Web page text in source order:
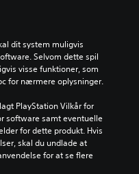
dit system muligvis
Selvom dette spil
visse funktioner, som
for nærmere oplysninger.
PlayStation Vilkår for
software samt eventuelle
for dette produkt. Hvis
skal du undlade at
for at se flere